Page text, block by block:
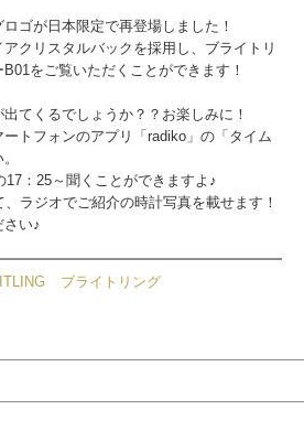
ゴが日本限定で再登場しました！
クリスタルバックを採用し、ブライトリ
をご覧いただくことができます！
てくるでしょうか？？お楽しみに！
トフォンのアプリ「radiko」の「タイム
：25～聞くことができますよ♪
ラジオでご紹介の時計写真を載せます！
さい♪
ブライトリング